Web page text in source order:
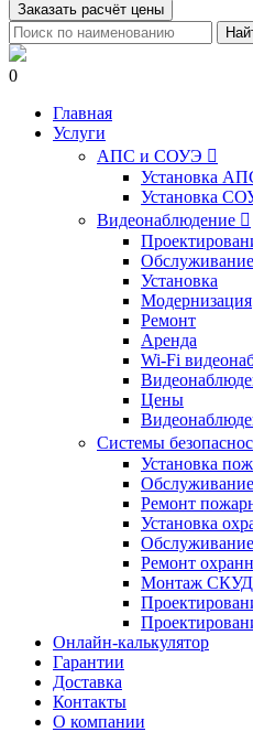
Заказать расчёт цены
0
Главная
Услуги
АПС и СОУЭ 
Установка
Установка
Видеонаблюдение 
Установка
Модернизация
Ремонт
Аренда
Wi-Fi
Цены
Системы
Установка
Ремонт
Установка
Ремонт
Монтаж СКУД
Онлайн-калькулятор
Гарантии
Доставка
Контакты
О компании